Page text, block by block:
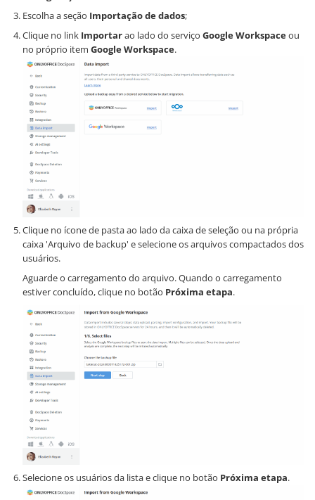
Escolha a seção Importação de dados;
Clique no link Importarao lado do serviço Google Workspaceou
no próprio item Google Workspace.
Clique no ícone de pasta ao lado da caixa de seleção ou na própria
caixa 'Arquivo de backup' e selecione os arquivos compactados dos
usuários.
Aguarde o carregamento do arquivo. Quando o carregamento
estiver concluído, clique no botão Próxima etapa.
Selecione os usuários da lista e clique no botão Próxima etapa.